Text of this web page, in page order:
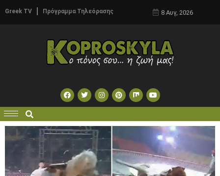
Greek TV Πρόγραμμα Τηλεόρασης 8 Αυγ, 2026